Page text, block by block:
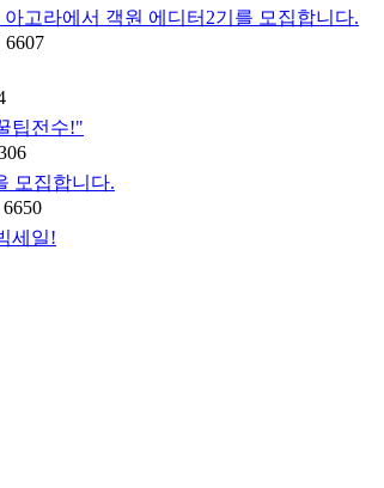
고라에서 객원 에디터2기를 모집합니다.
6607
팁전수!"
모집합니다.
세일!